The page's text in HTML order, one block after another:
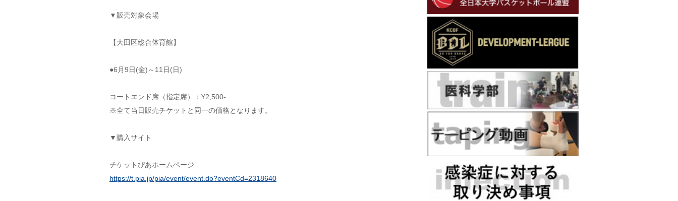
▼販売対象会場
【大田区総合体育館】
●6月9日(金)～11日(日)
コートエンド席（指定席）：¥2,500-
※全て当日販売チケットと同一の価格となります。
▼購入サイト
チケットぴあホームページ
https://t.pia.jp/pia/event/event.do?eventCd=2318640